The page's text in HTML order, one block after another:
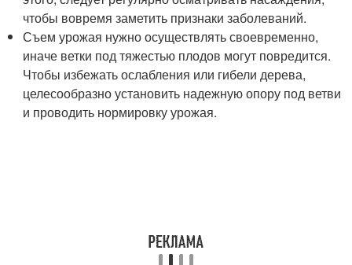
чтобы вовремя заметить признаки заболеваний.
Съем урожая нужно осуществлять своевременно,
иначе ветки под тяжестью плодов могут повредится.
Чтобы избежать ослабления или гибели дерева,
целесообразно установить надежную опору под ветви
и проводить нормировку урожая.